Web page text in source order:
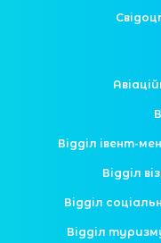
Відділ івент-
Відділ
Відділ
Відділ